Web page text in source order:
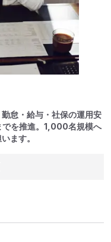
怠・給与・社保の運用安
でを推進。1,000名規模へ
ます。